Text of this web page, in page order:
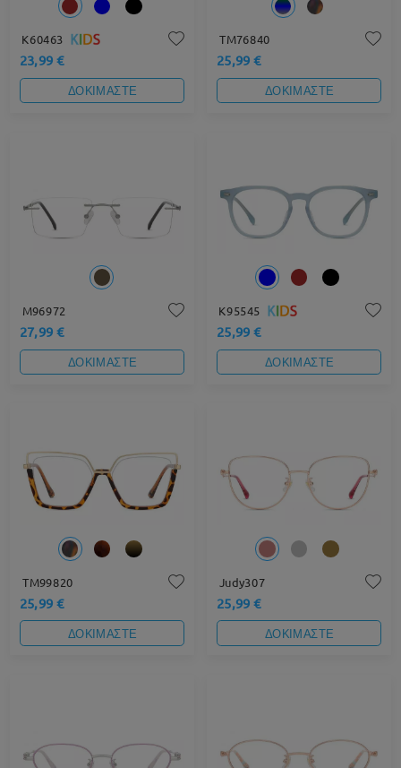
K60463
23,99 €
ΔΟΚΙΜΑΣΤΕ
TM76840
25,99 €
ΔΟΚΙΜΑΣΤΕ
M96972
27,99 €
ΔΟΚΙΜΑΣΤΕ
K95545
25,99 €
ΔΟΚΙΜΑΣΤΕ
TM99820
25,99 €
ΔΟΚΙΜΑΣΤΕ
Judy307
25,99 €
ΔΟΚΙΜΑΣΤΕ